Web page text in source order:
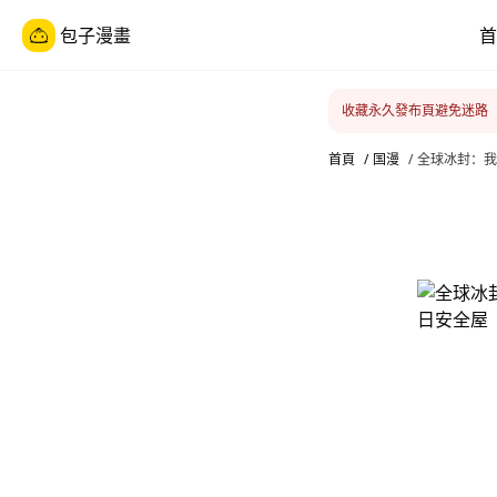
包子漫畫
收藏永久發布頁避免迷路
首頁 / 国漫 / 全球冰封：